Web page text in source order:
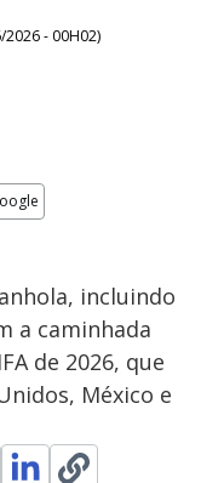
2026 - 00H02)
incluindo
a caminhada
de 2026, que
México e